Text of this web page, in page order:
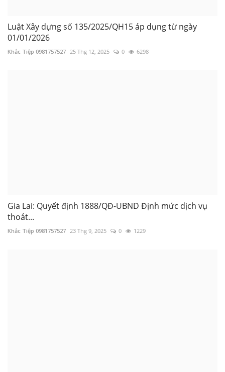
Luật Xây dựng số 135/2025/QH15 áp dụng từ ngày
01/01/2026
Khắc Tiệp 0981757527 25 Thg 12, 2025 0 6298
Gia Lai: Quyết định 1888/QĐ-UBND Định mức dịch vụ
thoát...
Khắc Tiệp 0981757527 23 Thg 9, 2025 0 1229